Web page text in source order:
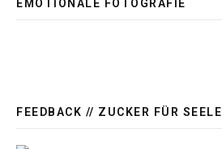
EMOTIONALE FOTOGRAFIE
FEEDBACK // ZUCKER FÜR SEELE